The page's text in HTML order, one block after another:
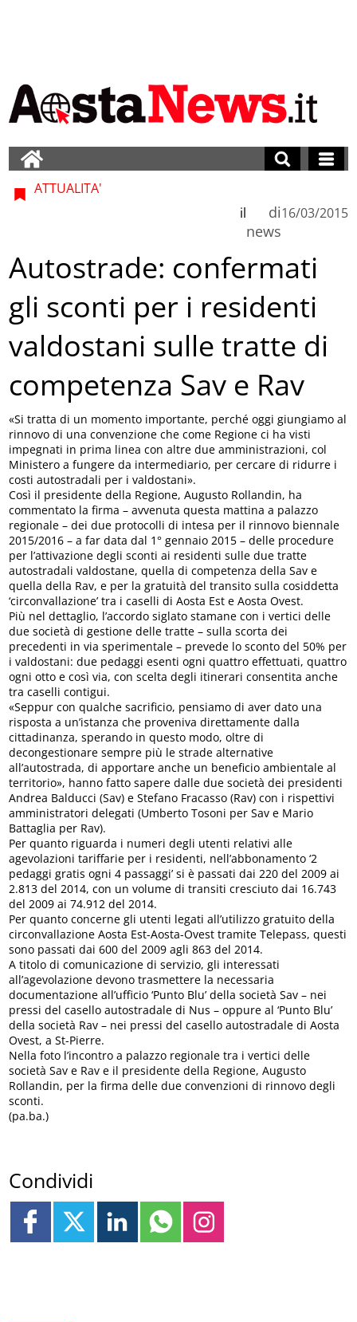
ATTUALITA'
di
news
il 16/03/2015
Autostrade: confermati
gli sconti per i residenti
valdostani sulle tratte di
competenza Sav e Rav
«Si tratta di un momento importante, perché oggi giungiamo al
rinnovo di una convenzione che come Regione ci ha visti
impegnati in prima linea con altre due amministrazioni, col
Ministero a fungere da intermediario, per cercare di ridurre i
costi autostradali per i valdostani».
Così il presidente della Regione, Augusto Rollandin, ha
commentato la firma – avvenuta questa mattina a palazzo
regionale – dei due protocolli di intesa per il rinnovo biennale
2015/2016 – a far data dal 1° gennaio 2015 – delle procedure
per l’attivazione degli sconti ai residenti sulle due tratte
autostradali valdostane, quella di competenza della Sav e
quella della Rav, e per la gratuità del transito sulla cosiddetta
‘circonvallazione’ tra i caselli di Aosta Est e Aosta Ovest.
Più nel dettaglio, l’accordo siglato stamane con i vertici delle
due società di gestione delle tratte – sulla scorta dei
precedenti in via sperimentale – prevede lo sconto del 50% per
i valdostani: due pedaggi esenti ogni quattro effettuati, quattro
ogni otto e così via, con scelta degli itinerari consentita anche
tra caselli contigui.
«Seppur con qualche sacrificio, pensiamo di aver dato una
risposta a un’istanza che proveniva direttamente dalla
cittadinanza, sperando in questo modo, oltre di
decongestionare sempre più le strade alternative
all’autostrada, di apportare anche un beneficio ambientale al
territorio», hanno fatto sapere dalle due società dei presidenti
Andrea Balducci (Sav) e Stefano Fracasso (Rav) con i rispettivi
amministratori delegati (Umberto Tosoni per Sav e Mario
Battaglia per Rav).
Per quanto riguarda i numeri degli utenti relativi alle
agevolazioni tariffarie per i residenti, nell’abbonamento ‘2
pedaggi gratis ogni 4 passaggi’ si è passati dai 220 del 2009 ai
2.813 del 2014, con un volume di transiti cresciuto dai 16.743
del 2009 ai 74.912 del 2014.
Per quanto concerne gli utenti legati all’utilizzo gratuito della
circonvallazione Aosta Est-Aosta-Ovest tramite Telepass, questi
sono passati dai 600 del 2009 agli 863 del 2014.
A titolo di comunicazione di servizio, gli interessati
all’agevolazione devono trasmettere la necessaria
documentazione all’ufficio ‘Punto Blu’ della società Sav – nei
pressi del casello autostradale di Nus – oppure al ‘Punto Blu’
della società Rav – nei pressi del casello autostradale di Aosta
Ovest, a St-Pierre.
Nella foto l’incontro a palazzo regionale tra i vertici delle
società Sav e Rav e il presidente della Regione, Augusto
Rollandin, per la firma delle due convenzioni di rinnovo degli
sconti.
(pa.ba.)
Condividi